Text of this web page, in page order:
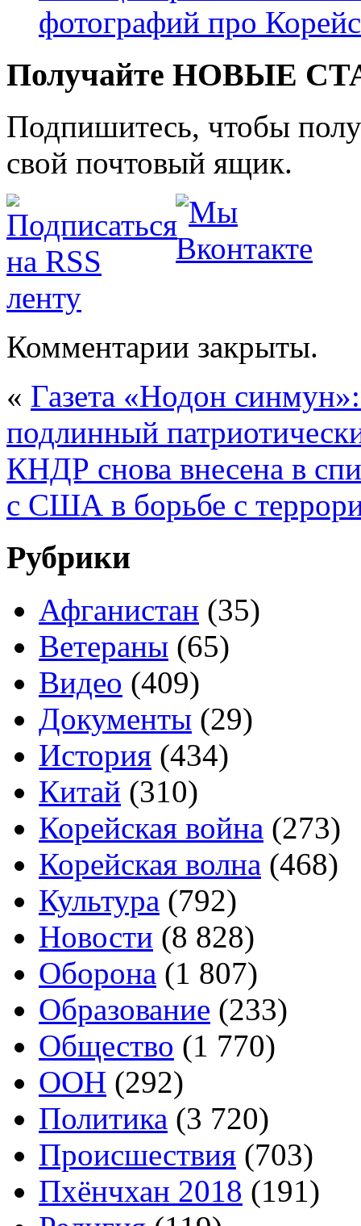
фотографий про
Получайте НОВЫЕ
Подпишитесь, чтобы
свой почтовый ящик.
Комментарии закрыты.
« Газета «Нодон
подлинный
КНДР снова внесена в
с США в борьбе с
Рубрики
Афганистан (35)
Ветераны (65)
Видео (409)
Документы (29)
История (434)
Китай (310)
Корейская война (273)
Корейская волна (468)
Культура (792)
Новости (8 828)
Оборона (1 807)
Образование (233)
Общество (1 770)
ООН (292)
Политика (3 720)
Происшествия (703)
Пхёнчхан 2018 (191)